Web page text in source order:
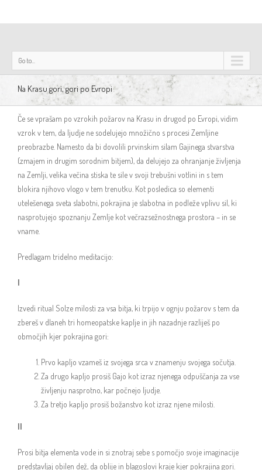
Go to...
Na Krasu gori, gori po Evropi
Če se vprašam po vzrokih požarov na Krasu in drugod po Evropi, vidim
vzrok v tem, da ljudje ne sodelujejo množično s procesi Zemljine
preobrazbe. Namesto da bi dovolili prvinskim silam Gajinega stvarstva
(zmajem in drugim sorodnim bitjem), da delujejo za ohranjanje življenja
na Zemlji, velika večina stiska te sile v svoji trebušni votlini in s tem
blokira njihovo vlogo v tem trenutku. Kot posledica so elementi
utelešenega sveta slabotni, pokrajina je slabotna in podleže vplivu sil, ki
nasprotujejo spoznanju Zemlje kot večrazsežnostnega prostora – in se
vname.
Predlagam tridelno meditacijo:
I
Izvedi ritual Solze milosti za vsa bitja, ki trpijo v ognju požarov s tem da
zbereš v dlaneh tri homeopatske kaplje in jih nazadnje razliješ po
območjih kjer pokrajina gori:
Prvo kapljo vzameš iz svojega srca v znamenju svojega sočutja.
Za drugo kapljo prosiš Gajo kot izraz njenega odpuščanja za vse
življenju nasprotno, kar počnejo ljudje.
Za tretjo kapljo prosiš božanstvo kot izraz njene milosti.
II
Prosi bitja elementa vode in si znotraj sebe s pomočjo svoje imaginacije
predstavljaj obilen dež, da oblije in blagoslovi kraje kjer pokrajina gori.